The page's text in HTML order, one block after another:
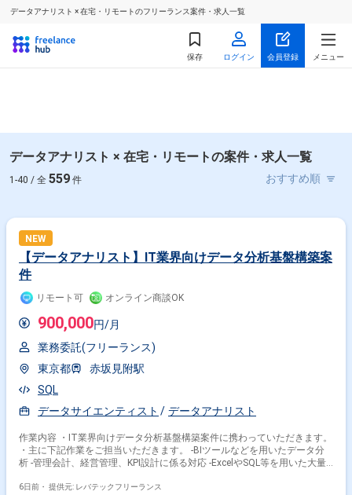
データアナリスト × 在宅・リモートのフリーランス案件・求人一覧
保存 ログイン 会員登録 メニュー
データアナリスト × 在宅・リモートの案件・求人一覧
1-40 / 全 559 件
NEW
【データアナリスト】IT業界向けデータ分析基盤構築案
件
リモート可 オンライン商談OK
900,000円/月
業務委託(フリーランス)
東京都
赤坂見附駅
SQL
データサイエンティスト
データアナリスト
作業内容 ・IT業界向けデータ分析基盤構築案件に携わっていただきます。
・主に下記作業をご担当いただきます。 -BIツールなどを用いたデータ分
析 -管理会計、経営管理、KPI設計に係る対応 -ExcelやSQL等を用いた大量
6日前・ 提供元: レバテックフリーランス